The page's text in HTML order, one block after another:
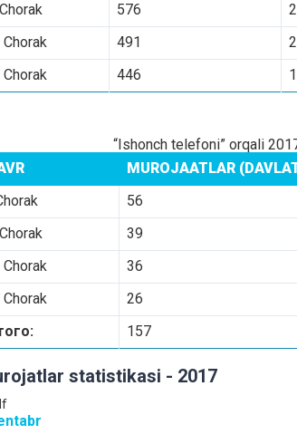
576
491
Chorak
446
“Ishonch telefoni” orqali
MUROJAATLAR
56
39
36
Chorak
26
157
statistikasi - 2017